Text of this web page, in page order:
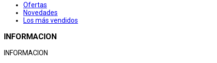
Ofertas
Novedades
Los más vendidos
INFORMACION
INFORMACION